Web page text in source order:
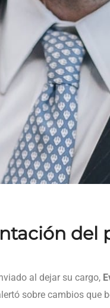
del
al dejar su cargo,
sobre cambios que